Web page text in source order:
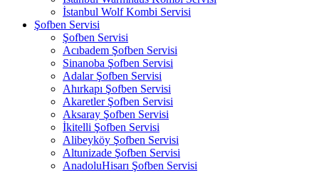
İstanbul Wolf Kombi Servisi
Şofben Servisi
Şofben Servisi
Acıbadem Şofben Servisi
Sinanoba Şofben Servisi
Adalar Şofben Servisi
Ahırkapı Şofben Servisi
Akaretler Şofben Servisi
Aksaray Şofben Servisi
İkitelli Şofben Servisi
Alibeyköy Şofben Servisi
Altunizade Şofben Servisi
AnadoluHisarı Şofben Servisi